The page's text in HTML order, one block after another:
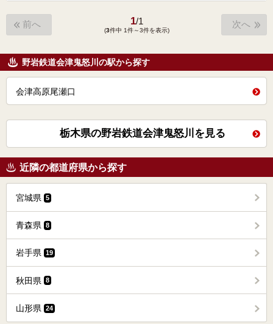
前へ 1/1
(3件中 1件～3件を表示)
次へ
野岩鉄道会津鬼怒川の駅から探す
会津高原尾瀬口
栃木県の野岩鉄道会津鬼怒川を見る
近隣の都道府県から探す
宮城県 5
青森県 8
岩手県 19
秋田県 8
山形県 24